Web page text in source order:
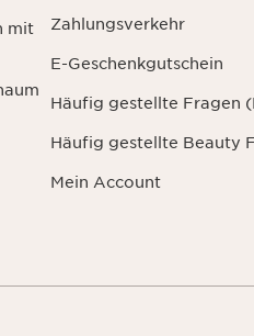
mit
Zahlungsverkehr
E-Geschenkgutschein
Häufig gestellte Fragen
Häufig gestellte Beauty
Mein Account